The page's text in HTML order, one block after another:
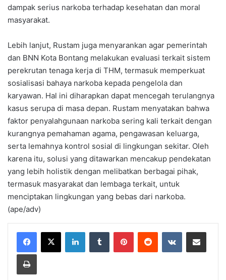
dampak serius narkoba terhadap kesehatan dan moral
masyarakat.
Lebih lanjut, Rustam juga menyarankan agar pemerintah
dan BNN Kota Bontang melakukan evaluasi terkait sistem
perekrutan tenaga kerja di THM, termasuk memperkuat
sosialisasi bahaya narkoba kepada pengelola dan
karyawan. Hal ini diharapkan dapat mencegah terulangnya
kasus serupa di masa depan. Rustam menyatakan bahwa
faktor penyalahgunaan narkoba sering kali terkait dengan
kurangnya pemahaman agama, pengawasan keluarga,
serta lemahnya kontrol sosial di lingkungan sekitar. Oleh
karena itu, solusi yang ditawarkan mencakup pendekatan
yang lebih holistik dengan melibatkan berbagai pihak,
termasuk masyarakat dan lembaga terkait, untuk
menciptakan lingkungan yang bebas dari narkoba.
(ape/adv)
LinkedInTumblr PinterestReddit VKontakteShare via Email
Print